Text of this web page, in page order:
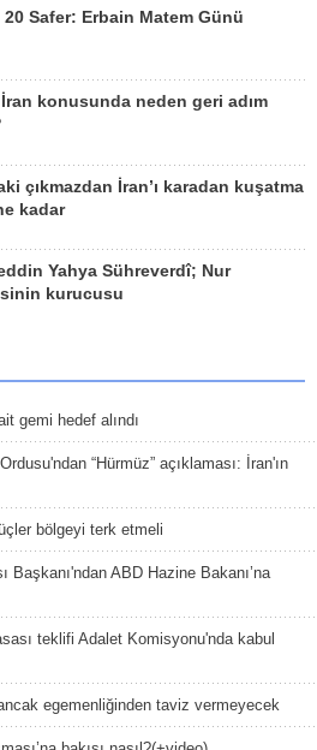
20 Safer: Erbain Matem Günü
konusunda neden geri adım
çıkmazdan İran’ı karadan kuşatma
kadar
Yahya Sühreverdî; Nur
kurucusu
gemi hedef alındı
“Hürmüz” açıklaması: İran'ın
bölgeyi terk etmeli
Başkanı'ndan ABD Hazine Bakanı’na
teklifi Adalet Komisyonu'nda kabul
egemenliğinden taviz vermeyecek